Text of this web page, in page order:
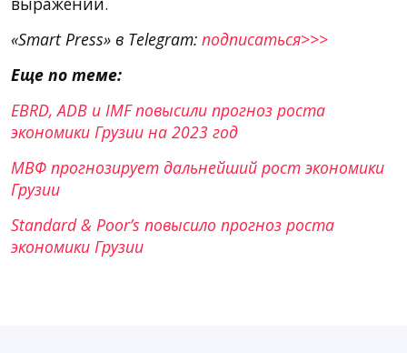
«Smart Press» в Telegram: подписаться>>>
Еще по теме:
EBRD, ADB и IMF повысили прогноз роста
экономики Грузии на 2023 год
МВФ прогнозирует дальнейший рост экономики
Грузии
Standard & Poor’s повысило прогноз роста
экономики Грузии